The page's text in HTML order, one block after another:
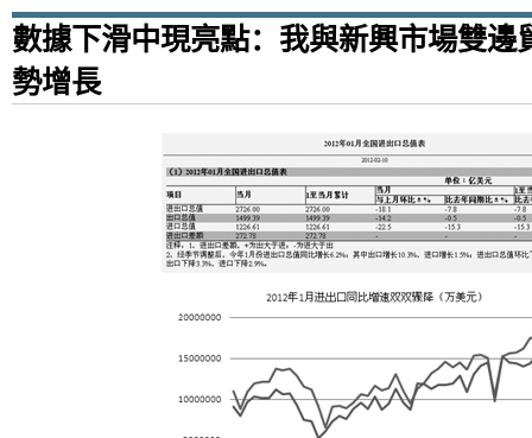
數據下滑中現亮點：我與新興市場雙邊
勢增長